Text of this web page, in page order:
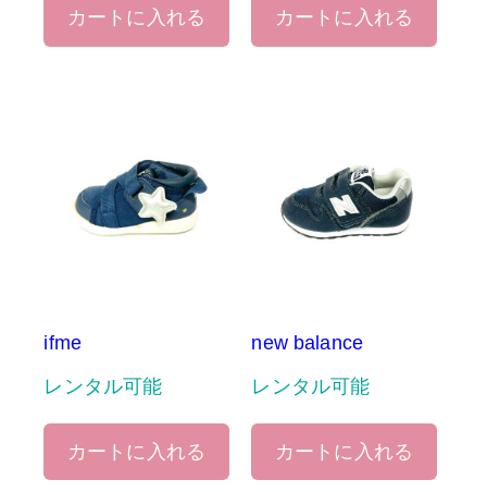
カートに入れる カートに入れる
ifme
レンタル可能
カートに入れる
new balance
レンタル可能
カートに入れる